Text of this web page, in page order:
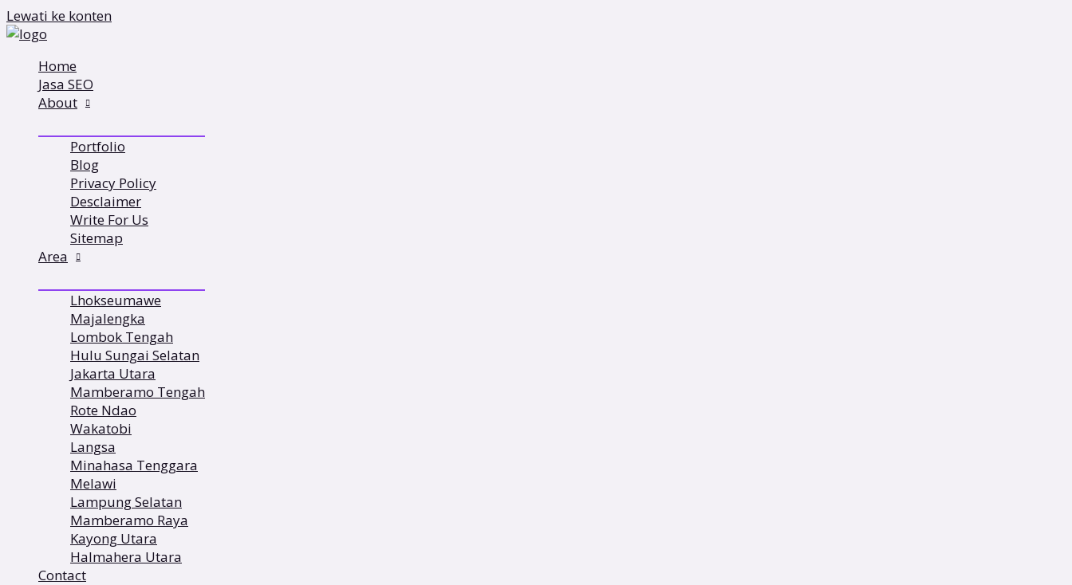
Lewati ke konten
Home
Jasa SEO
About
Portfolio
Blog
Privacy Policy
Desclaimer
Write For Us
Sitemap
Area
Lhokseumawe
Majalengka
Lombok Tengah
Hulu Sungai Selatan
Jakarta Utara
Mamberamo Tengah
Rote Ndao
Wakatobi
Langsa
Minahasa Tenggara
Melawi
Lampung Selatan
Mamberamo Raya
Kayong Utara
Halmahera Utara
Contact